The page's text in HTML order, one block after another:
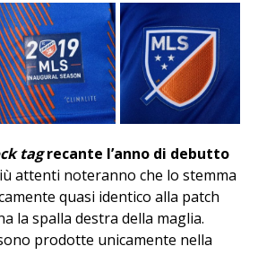
tagrecante l’anno di debutto
attenti noteranno che lo stemma
quasi identico alla patch
la spalla destra della maglia.
prodotte unicamente nella